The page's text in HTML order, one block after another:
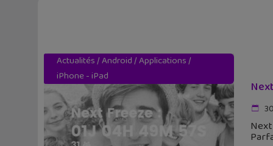
Actualités/Android/Applications/
iPhone - iPad